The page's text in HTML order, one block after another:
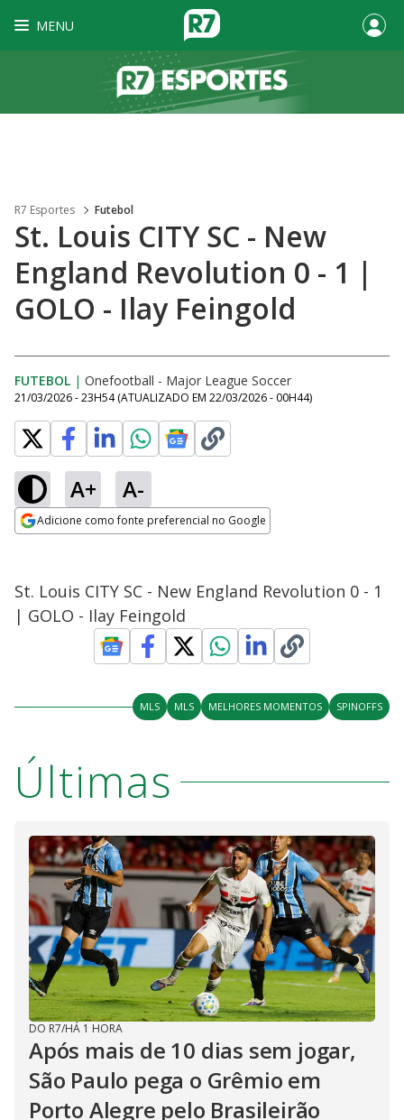
MENU
R7 Esportes Futebol
St. Louis CITY SC - New
England Revolution 0 - 1 |
GOLO - Ilay Feingold
FUTEBOL | Onefootball - Major League Soccer
21/03/2026 - 23H54 (ATUALIZADO EM 22/03/2026 - 00H44)
A+ A-
Adicione como fonte preferencial no Google
St. Louis CITY SC - New England Revolution 0 - 1
| GOLO - Ilay Feingold
MLS MLS MELHORES MOMENTOS SPINOFFS
Últimas
DO R7/HÁ 1 HORA
Após mais de 10 dias sem jogar,
São Paulo pega o Grêmio em
Porto Alegre pelo Brasileirão